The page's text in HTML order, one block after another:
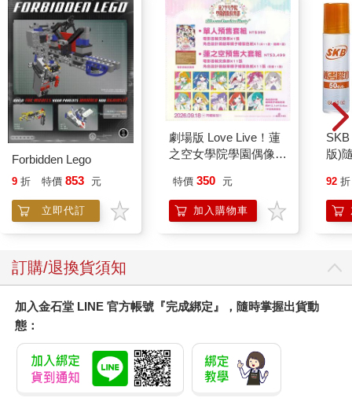
Forbidden Lego
9 折 特價 853 元
立即代訂
劇場版 Love Live！蓮
之空女學院學園偶像俱
Party單人套票
特價 350 元
加入購物車
版)
92 折
訂購/退換貨須知
加入金石堂 LINE 官方帳號『完成綁定』，隨時掌握出貨動
態：